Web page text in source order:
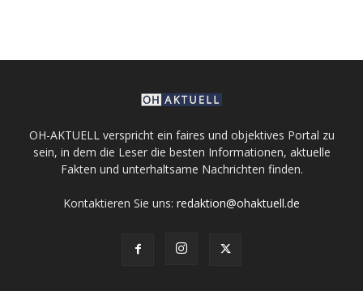
OH-AKTUELL verspricht ein faires und objektives Portal zu
sein, in dem die Leser die besten Informationen, aktuelle
Fakten und unterhaltsame Nachrichten finden.
Kontaktieren Sie uns: redaktion@ohaktuell.de